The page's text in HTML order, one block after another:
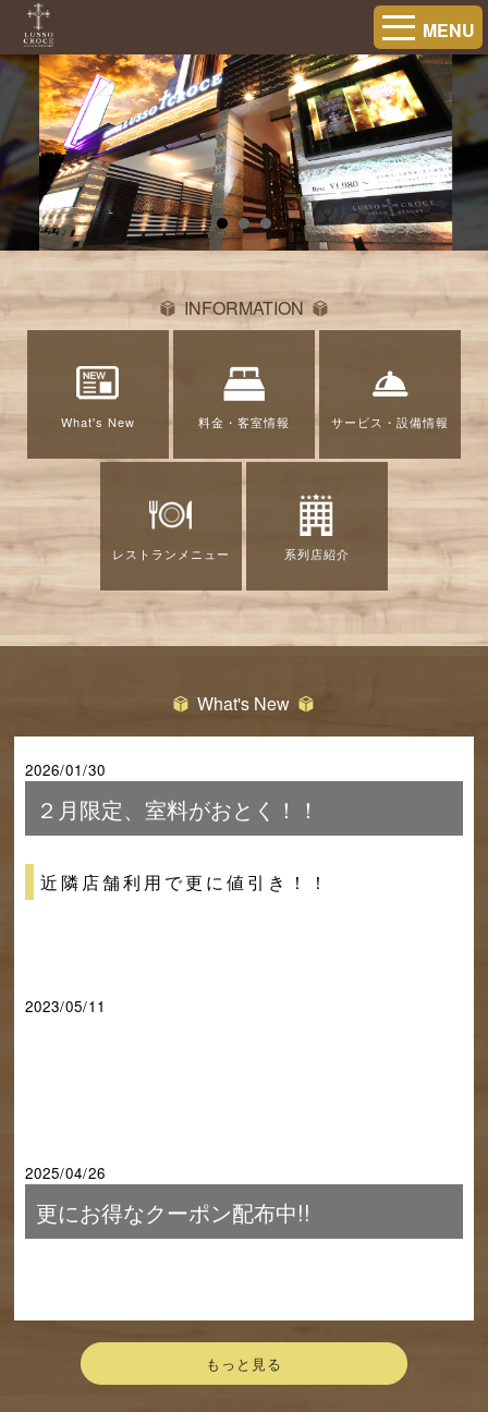
MENU
INFORMATION
What's New 料金・客室情報 サービス・設備情報
レストランメニュー 系列店紹介
What's New
2026/01/30
２月限定、室料がおとく！！
近隣店舗利用で更に値引き！！
2023/05/11
2025/04/26
更にお得なクーポン配布中!!
もっと見る